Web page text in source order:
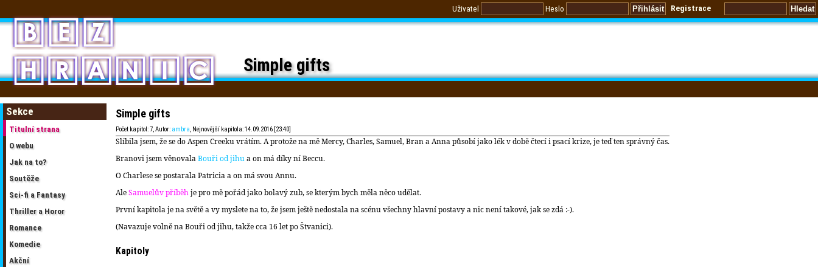
Uživatel Heslo Registrace
Simple gifts
Sekce
Titulní strana
O webu
Jak na to?
Soutěže
Sci-fi a Fantasy
Thriller a Horor
Romance
Komedie
Akční
Simple gifts
Počet kapitol: 7, Autor: ambra, Nejnovější kapitola: 14.09.2016 [23:40]
Slíbila jsem, že se do Aspen Creeku vrátím. A protože na mě Mercy, Charles, Samuel, Bran a Anna působí jako lék v době čtecí i psací krize, je teď ten správný čas.
Branovi jsem věnovalaBouři od jihua on má díky ní Beccu.
O Charlese se postarala Patricia a on má svou Annu.
AleSamuelův příběhje pro mě pořád jako bolavý zub, se kterým bych měla něco udělat.
První kapitola je na světě a vy myslete na to, že jsem ještě nedostala na scénu všechny hlavní postavy a nic není takové, jak se zdá :-).
(Navazuje volně na Bouři od jihu, takže cca 16 let po Štvanici).
Kapitoly